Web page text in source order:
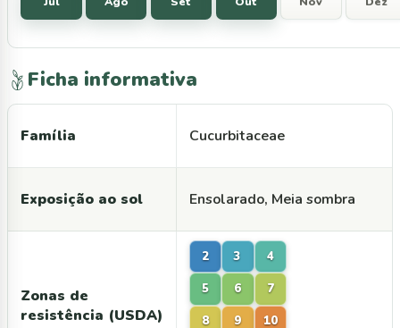
Ficha informativa
Família Cucurbitaceae
Exposição ao sol Ensolarado, Meia sombra
Zonas de
resistência (USDA)
2 3 4
5 6 7
8 9 10